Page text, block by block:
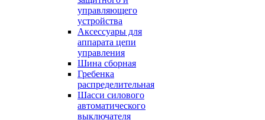
управляющего
устройства
Аксессуары для
аппарата цепи
управления
Шина сборная
Гребенка
распределительная
Шасси силового
автоматического
выключателя